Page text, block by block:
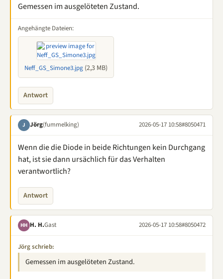
Gemessen im ausgelöteten Zustand.
Angehängte Dateien:
Neff_GS_Simone3.jpg (2,3 MB)
Antwort
J Jörg(fummelking) 2026-05-17 10:58#8050471
Wenn die die Diode in beide Richtungen kein Durchgang
hat, ist sie dann ursächlich für das Verhalten
verantwortlich?
Antwort
HH H. H.Gast 2026-05-17 10:58#8050472
Jörg schrieb:
Gemessen im ausgelöteten Zustand.